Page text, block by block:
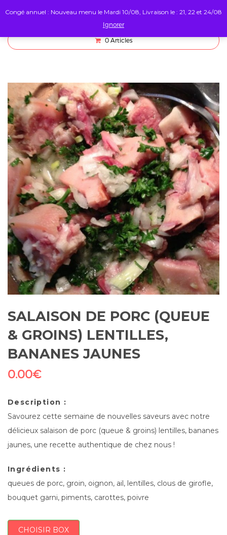
0 Articles
SALAISON DE PORC (QUEUE
& GROINS) LENTILLES,
BANANES JAUNES
0.00€
Description :
Savourez cette semaine de nouvelles saveurs avec notre
délicieux salaison de porc (queue & groins) lentilles, bananes
jaunes, une recette authentique de chez nous !
Ingrédients :
queues de porc, groin, oignon, ail, lentilles, clous de girofle,
bouquet garni, piments, carottes, poivre
CHOISIR BOX
Congé annuel : Nouveau menu le Mardi 10/08, Livraison le : 21, 22 et 24/08
Ignorer